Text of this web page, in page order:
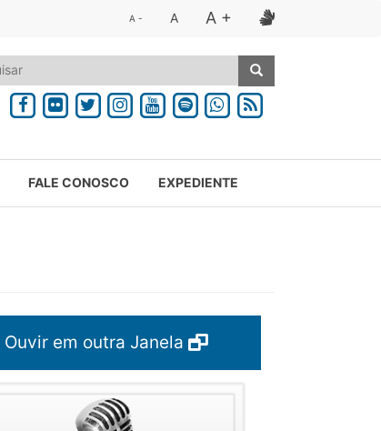
A - A A +
FALE CONOSCO EXPEDIENTE
Ouvir em outra Janela